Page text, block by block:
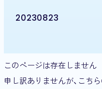
20230823
このページは存在しません
申し訳ありませんが、こち